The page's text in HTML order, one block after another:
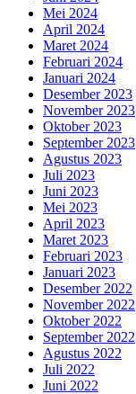
Mei 2024
April 2024
Maret 2024
Februari 2024
Januari 2024
Desember 2023
November 2023
Oktober 2023
September 2023
Agustus 2023
Juli 2023
Juni 2023
Mei 2023
April 2023
Maret 2023
Februari 2023
Januari 2023
Desember 2022
November 2022
Oktober 2022
September 2022
Agustus 2022
Juli 2022
Juni 2022